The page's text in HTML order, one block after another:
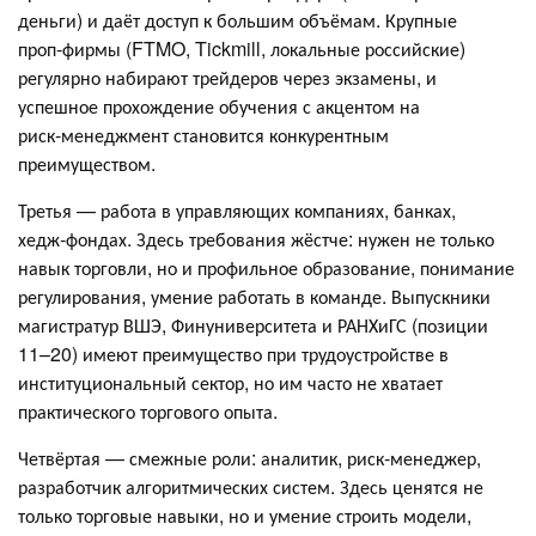
деньги) и даёт доступ к большим объёмам. Крупные
проп‑фирмы (FTMO, Tickmill, локальные российские)
регулярно набирают трейдеров через экзамены, и
успешное прохождение обучения с акцентом на
риск‑менеджмент становится конкурентным
преимуществом.
Третья — работа в управляющих компаниях, банках,
хедж‑фондах. Здесь требования жёстче: нужен не только
навык торговли, но и профильное образование, понимание
регулирования, умение работать в команде. Выпускники
магистратур ВШЭ, Финуниверситета и РАНХиГС (позиции
11–20) имеют преимущество при трудоустройстве в
институциональный сектор, но им часто не хватает
практического торгового опыта.
Четвёртая — смежные роли: аналитик, риск‑менеджер,
разработчик алгоритмических систем. Здесь ценятся не
только торговые навыки, но и умение строить модели,